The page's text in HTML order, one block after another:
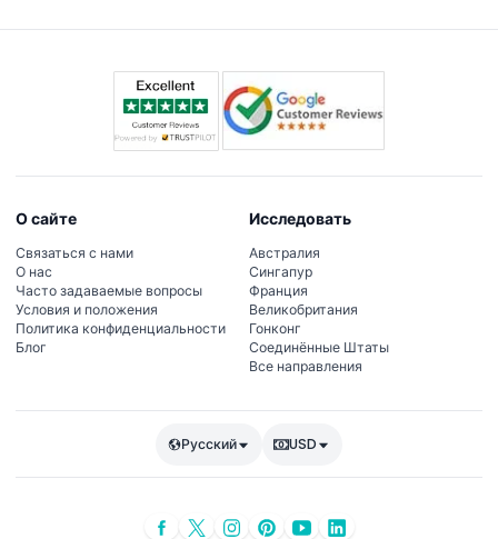
О сайте
Связаться с нами
О нас
Часто задаваемые вопросы
Условия и положения
Политика конфиденциальности
Блог
Исследовать
Австралия
Сингапур
Франция
Великобритания
Гонконг
Соединённые Штаты
Все направления
Русский USD